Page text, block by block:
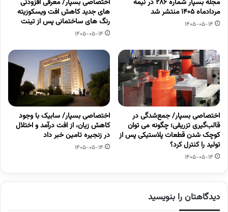
مجله بسپار شماره 286 در نیمه
مردادماه 1405 منتشر شد
1405-05-14
اختصاصی بسپار/ معرفی افزودنی
های جدید کاهش افت ویسکوزیته
رنگ های ساختمانی پس از تینت
1405-05-14
اختصاصی بسپار/ جمع‌شدگی در
قالب‌گیری تزریقی؛ چگونه می توان
کوچک شدن قطعات پلاستیکی پس از
تولید را کنترل کرد؟
1405-05-14
اختصاصی بسپار/ سابیک با وجود
کاهش زیان، از افت درآمد و اختلال
در زنجیره تامین خبر داد
1405-05-14
دیدگاهتان را بنویسید